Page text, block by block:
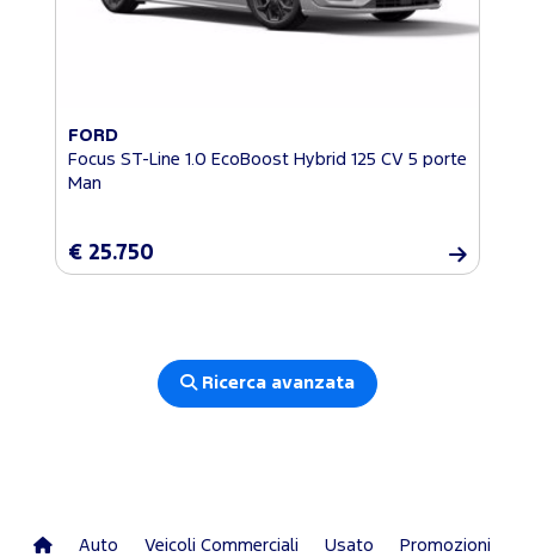
FORD
Focus ST-Line 1.0 EcoBoost Hybrid 125 CV 5 porte
Man
€ 25.750
Ricerca avanzata
Auto Veicoli Commerciali Usato Promozioni